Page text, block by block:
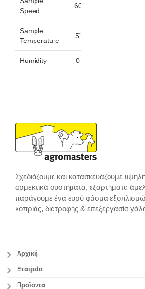
Speed
60/40/30sec.
Sample
Temperature
5˚ C – ˚40 C
Humidity 0 – 80℅ RH
Supply
95 – 250 V
DC Power
12 V
Dimensions 150/290/285mm
Weight 2.8kg.
Σχεδιάζουμε και κατασκευάζουμε
αρμεκτικά συστήματα, εξαρτήματα
παράγουμε ένα ευρύ φάσμα
κοπριάς, διατροφής & επεξεργασία
Αρχική
Εταιρεία
Προϊοντα